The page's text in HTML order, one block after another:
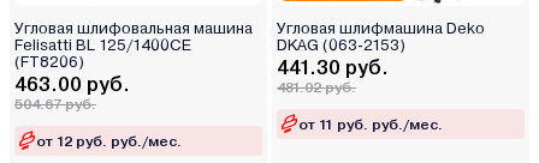
Угловая шлифовальная машина
Felisatti BL 125/1400CE
(FT8206)
463.00 руб.
504.67 руб.
от 12 руб. руб./мес.
Угловая шлифмашина Deko
DKAG (063-2153)
441.30 руб.
481.02 руб.
от 11 руб. руб./мес.